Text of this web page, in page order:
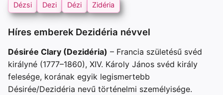
Dézsi Dezi Dézi Zidéria
Híres emberek Dezidéria névvel
Désirée Clary (Dezidéria) – Francia születésű svéd
királyné (1777–1860), XIV. Károly János svéd király
felesége, korának egyik legismertebb
Désirée/Dezidéria nevű történelmi személyisége.